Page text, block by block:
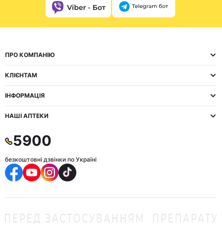
ПРО КОМПАНІЮ
КЛІЄНТАМ
ІНФОРМАЦІЯ
НАШІ АПТЕКИ
5900
безкоштовні дзвінки по Україні